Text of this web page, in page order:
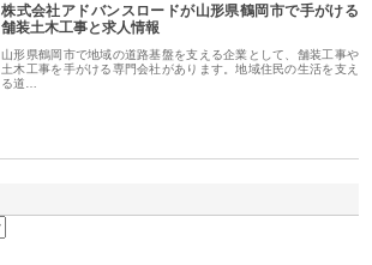
株式会社アドバンスロードが山形県鶴岡市で手がける
舗装土木工事と求人情報
山形県鶴岡市で地域の道路基盤を支える企業として、舗装工事や
土木工事を手がける専門会社があります。地域住民の生活を支え
る道…